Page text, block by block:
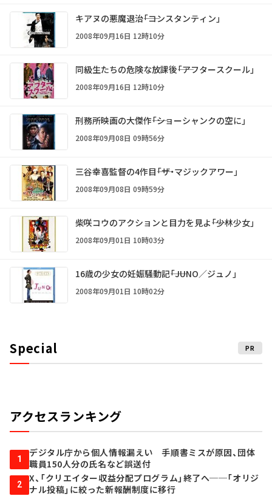
キアヌの悪魔退治――「コンスタンティン」
2008年09月16日 12時10分
同級生たちの危険な放課後――「アフタースクール」
2008年09月16日 12時10分
刑務所映画の大傑作――「ショーシャンクの空に」
2008年09月08日 09時56分
三谷幸喜監督の4作目――「ザ・マジックアワー」
2008年09月08日 09時59分
柴咲コウのアクションと目力を見よ――「少林少女」
2008年09月01日 10時03分
16歳の少女の妊娠騒動記――「JUNO／ジュノ」
2008年09月01日 10時02分
Special PR
アクセスランキング
1
デジタル庁から個人情報漏えい 手順書ミスが原因、団体
職員150人分の氏名など誤送付
2
X、「クリエイター収益分配プログラム」終了へ──「オリジ
ナル投稿」に絞った新報酬制度に移行